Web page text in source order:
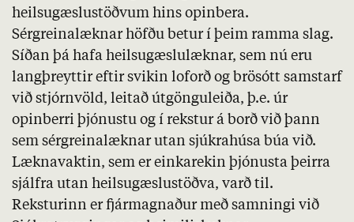
heilsugæslustöðvum hins opinbera.
Sérgreinalæknar höfðu betur í þeim ramma slag.
Síðan þá hafa heilsugæslulæknar, sem nú eru
langþreyttir eftir svikin loforð og brösótt samstarf
við stjórnvöld, leitað útgönguleiða, þ.e. úr
opinberri þjónustu og í rekstur á borð við þann
sem sérgreinalæknar utan sjúkrahúsa búa við.
Læknavaktin, sem er einkarekin þjónusta þeirra
sjálfra utan heilsugæslustöðva, varð til.
Reksturinn er fjármagnaður með samningi við